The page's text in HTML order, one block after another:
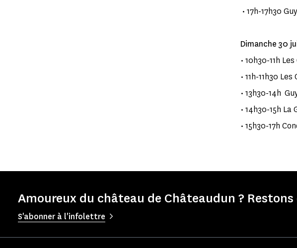
• 17h-17h30
Dimanche 30
• 10h30-11h
• 11h-11h30
• 13h30-14h
• 14h30-15h La
• 15h30-17h
Amoureux du château de Châteaudun ?
S'abonner à l'infolettre